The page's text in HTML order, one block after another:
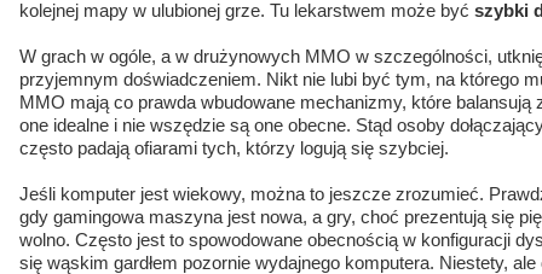
kolejnej mapy w ulubionej grze. Tu lekarstwem może być szybki
W grach w ogóle, a w drużynowych MMO w szczególności,
przyjemnym doświadczeniem. Nikt nie lubi być tym, na którego
MMO mają co prawda wbudowane mechanizmy, które balansują
one idealne i nie wszędzie są one obecne. Stąd osoby
często padają ofiarami tych, którzy logują się szybciej.
Jeśli komputer jest wiekowy, można to jeszcze zrozumieć.
gdy gamingowa maszyna jest nowa, a gry, choć prezentują się
wolno. Często jest to spowodowane obecnością w konfiguracji
się wąskim gardłem pozornie wydajnego komputera. Niestety,